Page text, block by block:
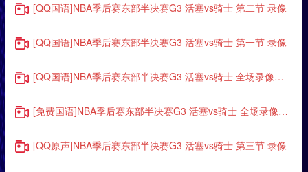
[QQ国语]NBA季后赛东部半决赛G3 活塞vs骑士 第二节 录像
[QQ国语]NBA季后赛东部半决赛G3 活塞vs骑士 第一节 录像
[QQ国语]NBA季后赛东部半决赛G3 活塞vs骑士 全场录像回放
[免费国语]NBA季后赛东部半决赛G3 活塞vs骑士 全场录像回放
[QQ原声]NBA季后赛东部半决赛G3 活塞vs骑士 第三节 录像